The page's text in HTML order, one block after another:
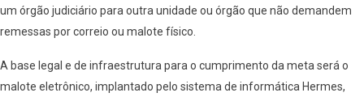
um órgão judiciário para outra unidade ou órgão que não demandem
remessas por correio ou malote físico.
A base legal e de infraestrutura para o cumprimento da meta será o
malote eletrônico, implantado pelo sistema de informática Hermes,